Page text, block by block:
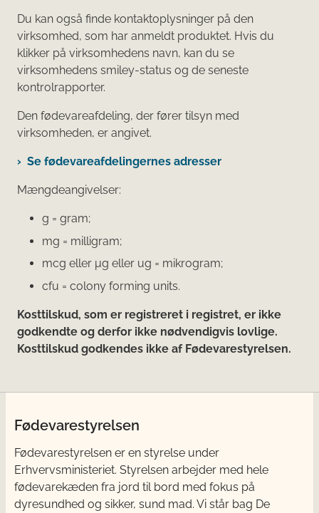
Du kan også finde kontaktoplysninger på den
virksomhed, som har anmeldt produktet. Hvis du
klikker på virksomhedens navn, kan du se
virksomhedens smiley-status og de seneste
kontrolrapporter.
Den fødevareafdeling, der fører tilsyn med
virksomheden, er angivet.
Se fødevareafdelingernes adresser
Mængdeangivelser:
g = gram;
mg = milligram;
mcg eller μg eller ug = mikrogram;
cfu = colony forming units.
Kosttilskud, som er registreret i registret, er ikke
godkendte og derfor ikke nødvendigvis lovlige.
Kosttilskud godkendes ikke af Fødevarestyrelsen.
Fødevarestyrelsen
Fødevarestyrelsen er en styrelse under
Erhvervsministeriet. Styrelsen arbejder med hele
fødevarekæden fra jord til bord med fokus på
dyresundhed og sikker, sund mad. Vi står bag De